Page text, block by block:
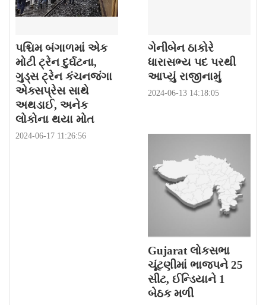
પશ્ચિમ બંગાળમાં એક
મોટી ટ્રેન દુર્ઘટના,
ગુડ્સ ટ્રેન કંચનજંગા
એક્સપ્રેસ સાથે
અથડાઈ, અનેક
લોકોના થયા મોત
2024-06-17 11:26:56
ગેનીબેન ઠાકોરે
ધારાસભ્ય પદ પરથી
આપ્યું રાજીનામું
2024-06-13 14:18:05
Gujarat લોકસભા
ચૂંટણીમાં ભાજપને 25
સીટ, ઈન્ડિયાને 1
બેઠક મળી